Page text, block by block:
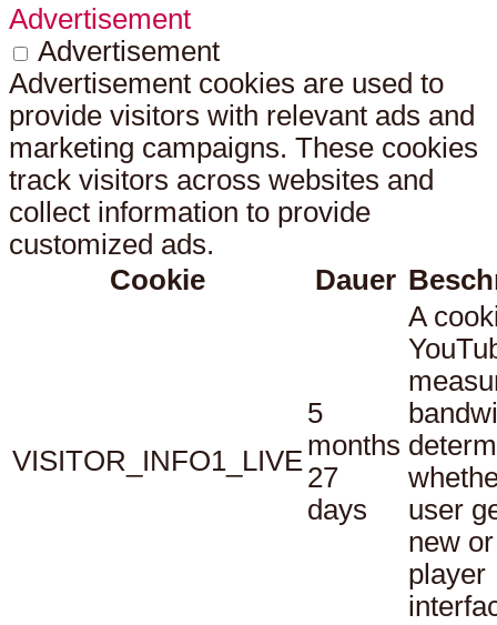
Advertisement
Advertisement
Advertisement cookies are used to
provide visitors with relevant ads and
marketing campaigns. These cookies
track visitors across websites and
collect information to provide
customized ads.
Cookie
Dauer
VISITOR_INFO1_LIVE
5
months
27
days
A
user
new
player